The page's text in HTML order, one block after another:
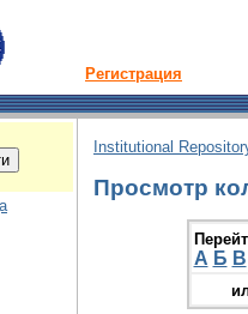
Регистрация
Institutional
Просмотр
А Б В